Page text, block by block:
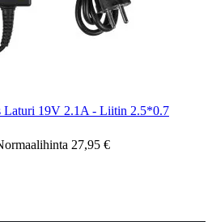
Laturi 19V 2.1A - Liitin 2.5*0.7
27,95 €